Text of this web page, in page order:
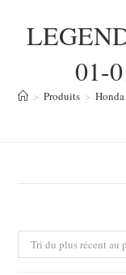
content
01-
> Produits > Honda
Tri du plus récent au